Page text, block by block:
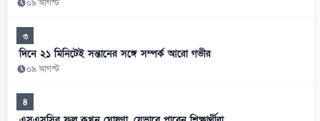
০৯ আগস্ট
৩
দিনে ২১ মিনিটেই সন্তানের সঙ্গে সম্পর্ক আরো গভীর
০৯ আগস্ট
৪